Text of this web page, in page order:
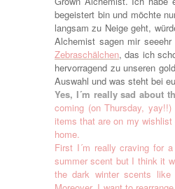
begeistert bin und möchte
langsam zu Neige geht,
Alchemist sagen mir
Zebraschälchen, das ich
hervorragend zu unseren
Auswahl und was steht bei
Yes, I´m really sad about
coming (on Thursday,
items that are on my
home.
First I´m really craving for
summer scent but I think it
the dark winter scents